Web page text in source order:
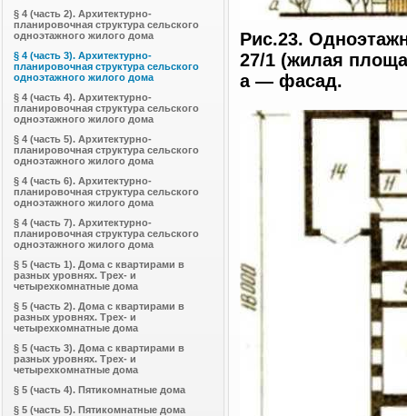
Рис.23.
27/1 (жилая
а — фасад.
§ 4 (часть 2). Архитектурно-
планировочная структура сельского
одноэтажного жилого дома
§ 4 (часть 3). Архитектурно-
планировочная структура сельского
одноэтажного жилого дома
§ 4 (часть 4). Архитектурно-
планировочная структура сельского
одноэтажного жилого дома
§ 4 (часть 5). Архитектурно-
планировочная структура сельского
одноэтажного жилого дома
§ 4 (часть 6). Архитектурно-
планировочная структура сельского
одноэтажного жилого дома
§ 4 (часть 7). Архитектурно-
планировочная структура сельского
одноэтажного жилого дома
§ 5 (часть 1). Дома с квартирами в
разных уровнях. Трех- и
четырехкомнатные дома
§ 5 (часть 2). Дома с квартирами в
разных уровнях. Трех- и
четырехкомнатные дома
§ 5 (часть 3). Дома с квартирами в
разных уровнях. Трех- и
четырехкомнатные дома
§ 5 (часть 4). Пятикомнатные дома
§ 5 (часть 5). Пятикомнатные дома